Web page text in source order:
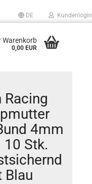
DE Kundenlogin
Warenkorb
0,00 EUR
Racing
4mm
10 Stk.
Blau